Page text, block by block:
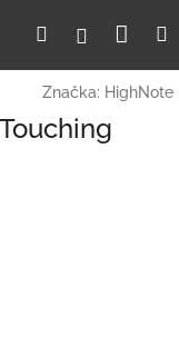
HledatPřihlášení
Značka: HighNote